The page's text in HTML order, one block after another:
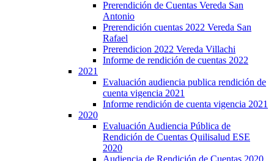
Prerendición de Cuentas Vereda San
Antonio
Prerendición cuentas 2022 Vereda San
Rafael
Prerendicion 2022 Vereda Villachi
Informe de rendición de cuentas 2022
2021
Evaluación audiencia publica rendición de
cuenta vigencia 2021
Informe rendición de cuenta vigencia 2021
2020
Evaluación Audiencia Pública de
Rendición de Cuentas Quilisalud ESE
2020
Audiencia de Rendición de Cuentas 2020